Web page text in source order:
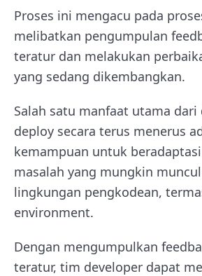
Proses ini mengacu pada
melibatkan pengumpulan
teratur dan melakukan
yang sedang dikembangkan.
Salah satu manfaat utama dari
deploy secara terus menerus
kemampuan untuk
masalah yang mungkin
lingkungan pengkodean,
environment.
Dengan mengumpulkan
teratur, tim developer dapat